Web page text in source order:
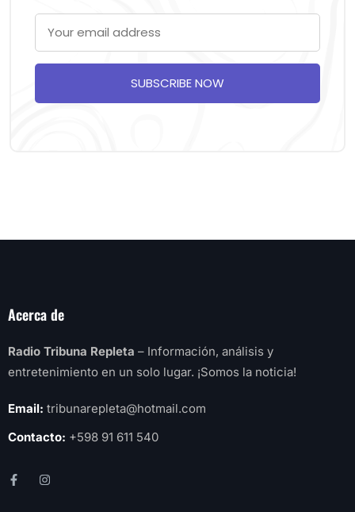
SUBSCRIBE NOW
Acerca de
Radio Tribuna Repleta – Información, análisis y
entretenimiento en un solo lugar. ¡Somos la noticia!
Email: tribunarepleta@hotmail.com
Contacto: +598 91 611 540